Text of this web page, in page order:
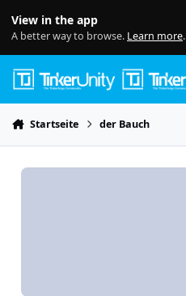
View in the app
A better way to browse. Learn more.
Startseite der Bauch